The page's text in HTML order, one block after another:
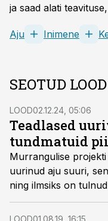
ja saad alati
Aju Inimene
SEOTUD LOOD
LOOD02.12.24, 05:06
Teadlased
tundmatuid
Murrangulise
uurinud aju suuri,
ning ilmsiks on
uued teadmised
inimeste elu.
LOOD01.08.19, 16:15